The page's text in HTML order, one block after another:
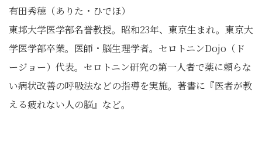
有田秀穂（ありた・ひでほ）
東邦大学医学部名誉教授。昭和23年、東京生まれ。東京大
学医学部卒業。医師・脳生理学者。セロトニンDojo（ド
ージョー）代表。セロトニン研究の第一人者で薬に頼らな
い病状改善の呼吸法などの指導を実施。著書に『医者が教
える疲れない人の脳』など。